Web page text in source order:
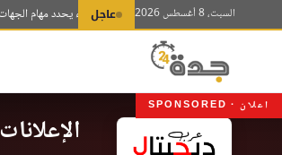
السبت، 8 أغسطس 2026 عاجل
مجلس الوزراء يحدد مهام الجهات
اعلان · SPONSORED
الإعلانات